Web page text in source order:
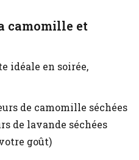
camomille et
idéale en soirée,
de camomille séchées
de lavande séchées
goût)